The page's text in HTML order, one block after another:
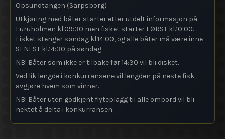
Opsundtangen (Sarpsborg)
Utkjøring med båter starter etter utdelt informasjon på
Furuholmen kl.09:30 men fisket starter FØRST kl.10:00.
Fisket stenger søndag kl.14:00, og alle båter må være inne
SENEST kl.14:30 på søndag.
NB! Båter som ikke er tilbake før 14:30 vil bli disket.
Ved lik lengde i konkurransene vil lengden på neste fisk
avgjøre hvem som vinner.
NB! Båter uten godkjent flyteplagg til alle ombord vil bli
nektet å delta i konkurransen